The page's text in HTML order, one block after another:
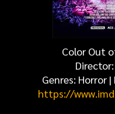
Color Out
Genres: Horror
https://